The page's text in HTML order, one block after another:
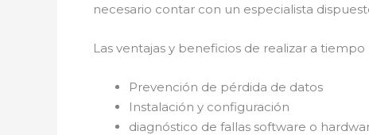
necesario contar con un especialista
Las ventajas y beneficios de realizar a tiempo
Prevención de pérdida de datos
Instalación y configuración
diagnóstico de fallas software o